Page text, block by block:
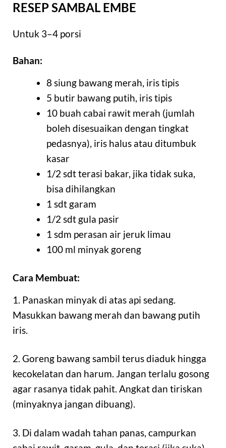
RESEP SAMBAL EMBE
Untuk 3–4 porsi
Bahan:
8 siung bawang merah, iris tipis
5 butir bawang putih, iris tipis
10 buah cabai rawit merah (jumlah
boleh disesuaikan dengan tingkat
pedasnya), iris halus atau ditumbuk
kasar
1/2 sdt terasi bakar, jika tidak suka,
bisa dihilangkan
1 sdt garam
1/2 sdt gula pasir
1 sdm perasan air jeruk limau
100 ml minyak goreng
Cara Membuat:
1. Panaskan minyak di atas api sedang.
Masukkan bawang merah dan bawang putih
iris.
2. Goreng bawang sambil terus diaduk hingga
kecokelatan dan harum. Jangan terlalu gosong
agar rasanya tidak pahit. Angkat dan tiriskan
(minyaknya jangan dibuang).
3. Di dalam wadah tahan panas, campurkan